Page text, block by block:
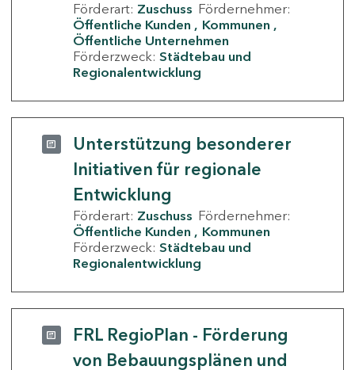
Förderart: Zuschuss Fördernehmer:
Öffentliche Kunden
Kommunen
Öffentliche Unternehmen
Förderzweck: Städtebau und
Regionalentwicklung
Unterstützung besonderer
Initiativen für regionale
Entwicklung
Förderart: Zuschuss Fördernehmer:
Öffentliche Kunden
Kommunen
Förderzweck: Städtebau und
Regionalentwicklung
FRL RegioPlan - Förderung
von Bebauungsplänen und